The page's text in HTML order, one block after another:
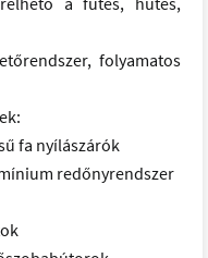
folyamatos
fa nyílászárók
redőnyrendszer